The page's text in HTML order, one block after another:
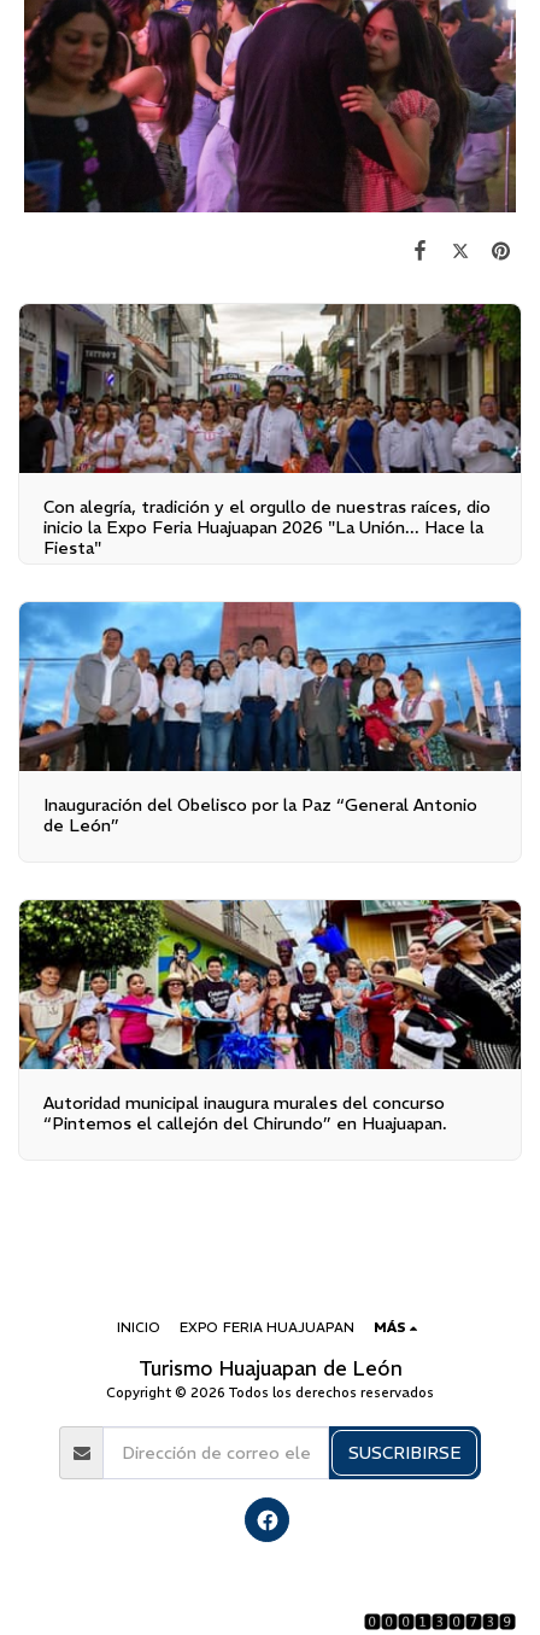
Con alegría, tradición y el orgullo de nuestras raíces, dio
inicio la Expo Feria Huajuapan 2026 "La Unión... Hace la
Fiesta"
Inauguración del Obelisco por la Paz “General Antonio
de León”
Autoridad municipal inaugura murales del concurso
“Pintemos el callejón del Chirundo” en Huajuapan.
Turismo Huajuapan de León
Copyright © 2026 Todos los derechos reservados
INICIO EXPO FERIA HUAJUAPAN MÁS
SUSCRIBIRSE